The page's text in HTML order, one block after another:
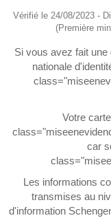
Vérifié le 24/08/2023 -
(Première
Si vous avez fait une
nationale
Votre
car
Les informations
transmises au
d'information